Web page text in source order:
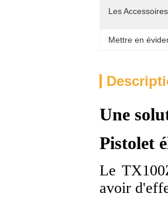
Les
Mettre en
Une
Pistolet
Le
avoir